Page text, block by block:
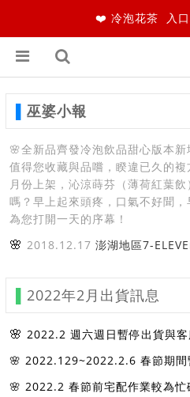
巫婆小報
🌸全新品齊發冷泡飲品甜心版本
值得您收藏與品嚐，睽違已久的
月份上架，沁涼蒔芬（薄荷紅葉
嗎？早上起來頭疼，口氣不好聞
為您打開一天的序幕！
🌸 2018.12.17 澎湖地區7-
2022年2月出貨訊息
🌸 2022.2 週六週日暫停出貨與
🌸 2022.129~2022.2.6 春節期間
🌸 2022.2 春節前宅配作業較為忙
❤️ 冷泡花茶 入